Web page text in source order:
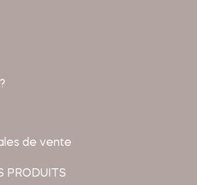
de vente
PRODUITS